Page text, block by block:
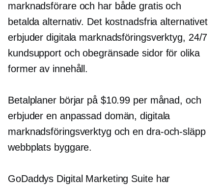
marknadsförare och har både gratis och
betalda alternativ. Det kostnadsfria alternativet
erbjuder digitala marknadsföringsverktyg, 24/7
kundsupport och obegränsade sidor för olika
former av innehåll.
Betalplaner börjar på $10.99 per månad, och
erbjuder en anpassad domän, digitala
marknadsföringsverktyg och en dra-och-släpp
webbplats byggare.
GoDaddys Digital Marketing Suite har